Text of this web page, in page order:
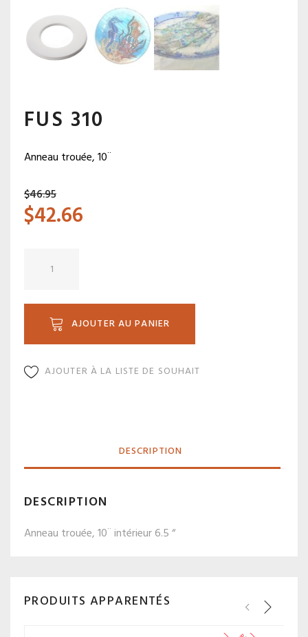
FUS 310
Anneau trouée, 10¨
$46.95
$42.66
AJOUTER AU PANIER
AJOUTER À LA LISTE DE SOUHAIT
DESCRIPTION
DESCRIPTION
Anneau trouée, 10¨ intérieur 6.5 “
PRODUITS APPARENTÉS